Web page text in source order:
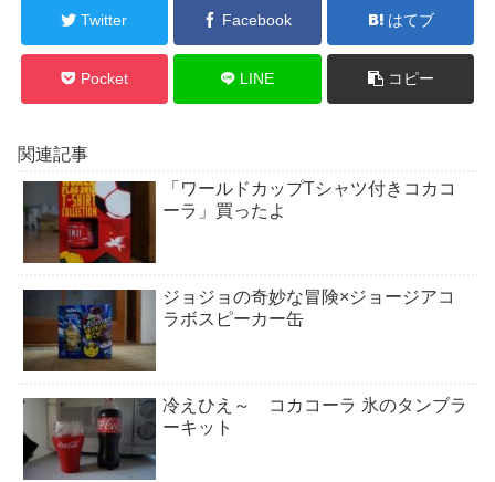
Twitter Facebook はてブ
Pocket LINE コピー
関連記事
「ワールドカップTシャツ付きコカコ
ーラ」買ったよ
ジョジョの奇妙な冒険×ジョージアコ
ラボスピーカー缶
冷えひえ～ コカコーラ 氷のタンブラ
ーキット